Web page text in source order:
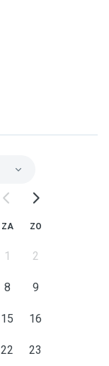
ZA ZO
1 2
8 9
15 16
22 23